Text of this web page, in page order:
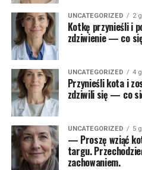
UNCATEGORIZED 2
Kotkę przynieśli i
zdziwienie — co
UNCATEGORIZED 4
Przynieśli kota i
zdziwili się — co
UNCATEGORIZED 5
— Proszę wziąć
targu.
zachowaniem.